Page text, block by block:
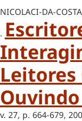
NICOLACI-DA-
.
Leitores
Ouvindo
v. 27, p. 664-679,